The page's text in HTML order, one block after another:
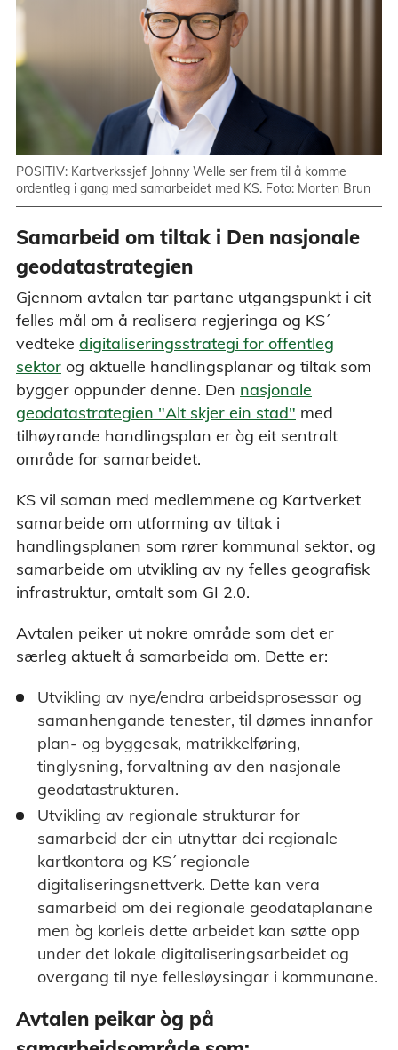
POSITIV: Kartverkssjef Johnny Welle ser frem til å komme
ordentleg i gang med samarbeidet med KS. Foto: Morten Brun
Samarbeid om tiltak i Den nasjonale
geodatastrategien
Gjennom avtalen tar partane utgangspunkt i eit
felles mål om å realisera regjeringa og KS´
vedteke digitaliseringsstrategi for offentleg
sektor og aktuelle handlingsplanar og tiltak som
bygger oppunder denne. Den nasjonale
geodatastrategien "Alt skjer ein stad" med
tilhøyrande handlingsplan er òg eit sentralt
område for samarbeidet.
KS vil saman med medlemmene og Kartverket
samarbeide om utforming av tiltak i
handlingsplanen som rører kommunal sektor, og
samarbeide om utvikling av ny felles geografisk
infrastruktur, omtalt som GI 2.0.
Avtalen peiker ut nokre område som det er
særleg aktuelt å samarbeida om. Dette er:
Utvikling av nye/endra arbeidsprosessar og
samanhengande tenester, til dømes innanfor
plan- og byggesak, matrikkelføring,
tinglysning, forvaltning av den nasjonale
geodatastrukturen.
Utvikling av regionale strukturar for
samarbeid der ein utnyttar dei regionale
kartkontora og KS´ regionale
digitaliseringsnettverk. Dette kan vera
samarbeid om dei regionale geodataplanane
men òg korleis dette arbeidet kan søtte opp
under det lokale digitaliseringsarbeidet og
overgang til nye fellesløysingar i kommunane.
Avtalen peikar òg på